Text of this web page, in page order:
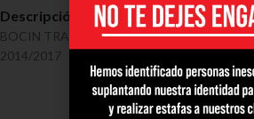
Descripción
BOCIN TRASERO CON SENSOR
2014/2017